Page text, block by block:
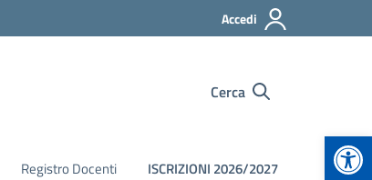
Accedi
Cerca
Registro Docenti ISCRIZIONI 2026/2027